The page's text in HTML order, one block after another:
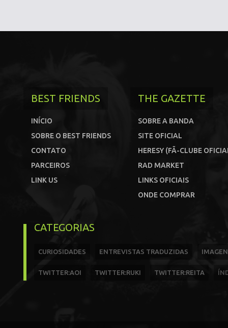
BEST FRIENDS
INÍCIO
SOBRE O BEST FRIENDS
CONTATO
PARCEIROS
LINK US
THE GAZETTE
SOBRE A BANDA
SITE OFICIAL
HERESY (FÃ-CLUBE
RAD MARKET
LINKS OFICIAIS
ONDE COMPRAR
CATEGORIAS
CURIOSIDADES ENTREVISTAS TRADUZIDAS
TWITTER:AOI TWITTER:RUKI TWITTER:REITA